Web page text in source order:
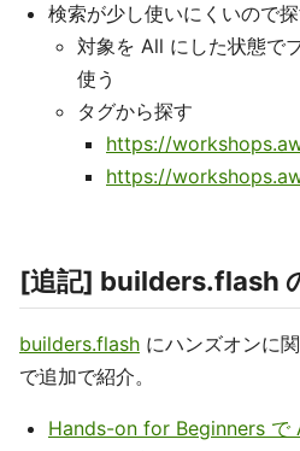
検索が少し使いにくいので
対象を All にした状態で
使う
タグから探す
https://
https://
[追記] builders.flash
builders.flash にハンズオンに
で追加で紹介。
Hands-on for Beginners で